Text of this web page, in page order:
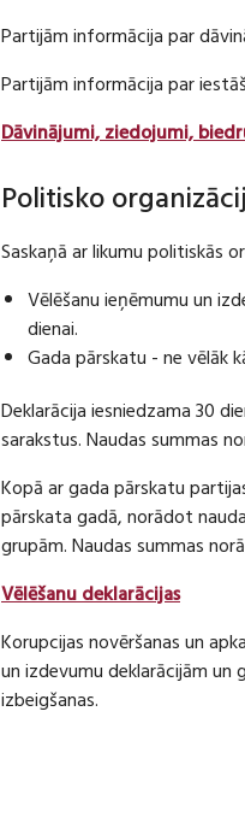
Partijām informācija par
Partijām informācija par
Dāvinājumi, ziedojumi,
Politisko
Saskaņā ar likumu politiskās
Vēlēšanu ieņēmumu un
dienai.
Gada pārskatu - ne vēlāk
Deklarācija iesniedzama 30
sarakstus. Naudas summas
Kopā ar gada pārskatu
pārskata gadā, norādot
grupām. Naudas summas
Vēlēšanu deklarācijas
Korupcijas novēršanas un
un izdevumu deklarācijām
izbeigšanas.